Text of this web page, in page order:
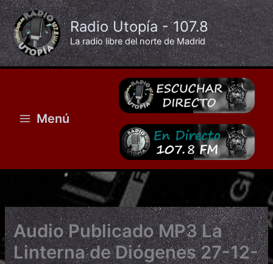
Ir
al
contenido
Radio Utopía - 107.8
La radio libre del norte de Madrid
Menú
Audio Publicado MP3 La
Linterna de Diógenes 27-12-